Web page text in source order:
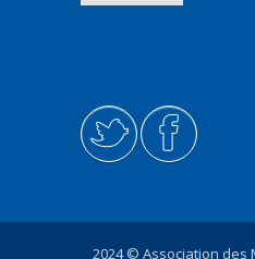
2024 © Association des